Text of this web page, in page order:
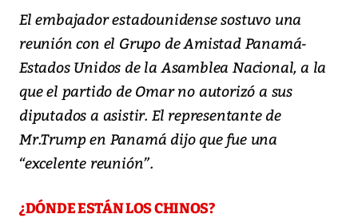
El embajador estadounidense sostuvo una
reunión con el Grupo de Amistad Panamá-
Estados Unidos de la Asamblea Nacional, a la
que el partido de Omar no autorizó a sus
diputados a asistir. El representante de
Mr.Trump en Panamá dijo que fue una
“excelente reunión”.
¿DÓNDE ESTÁN LOS CHINOS?